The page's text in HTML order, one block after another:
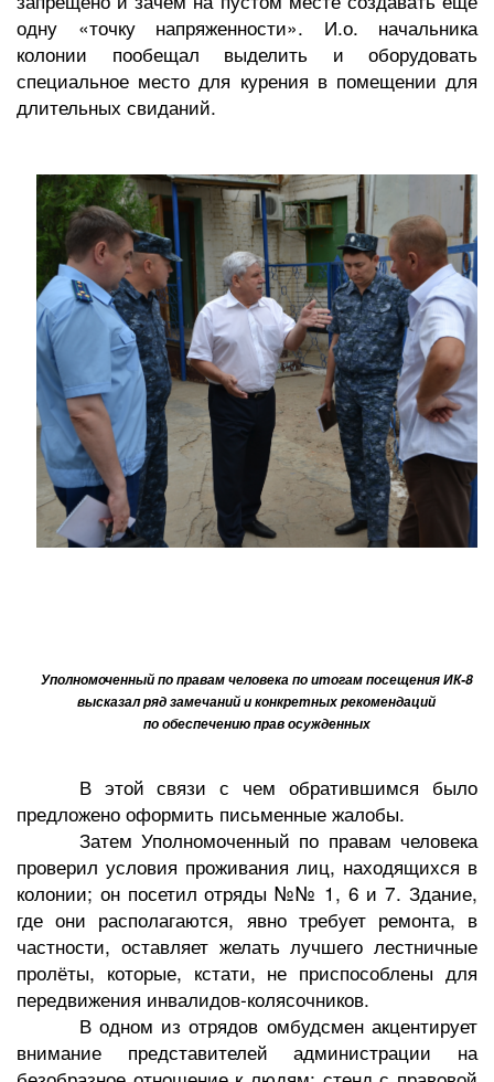
одну «точку напряженности». И.о. начальника
колонии пообещал выделить и оборудовать
специальное место для курения в помещении для
длительных свиданий.
Уполномоченный по правам человека по итогам посещения ИК-8
высказал ряд замечаний и конкретных рекомендаций
по обеспечению прав осужденных
В этой связи с чем обратившимся было
предложено оформить письменные жалобы.
ЗатемУполномоченный по правам человека
проверил условия проживания лиц, находящихся в
колонии; он посетил отряды №№ 1, 6 и 7. Здание,
где они располагаются, явно требует ремонта, в
частности, оставляет желать лучшего лестничные
пролёты, которые, кстати, не приспособлены для
передвижения инвалидов-колясочников.
В одном из отрядов омбудсмен акцентирует
внимание представителей администрации на